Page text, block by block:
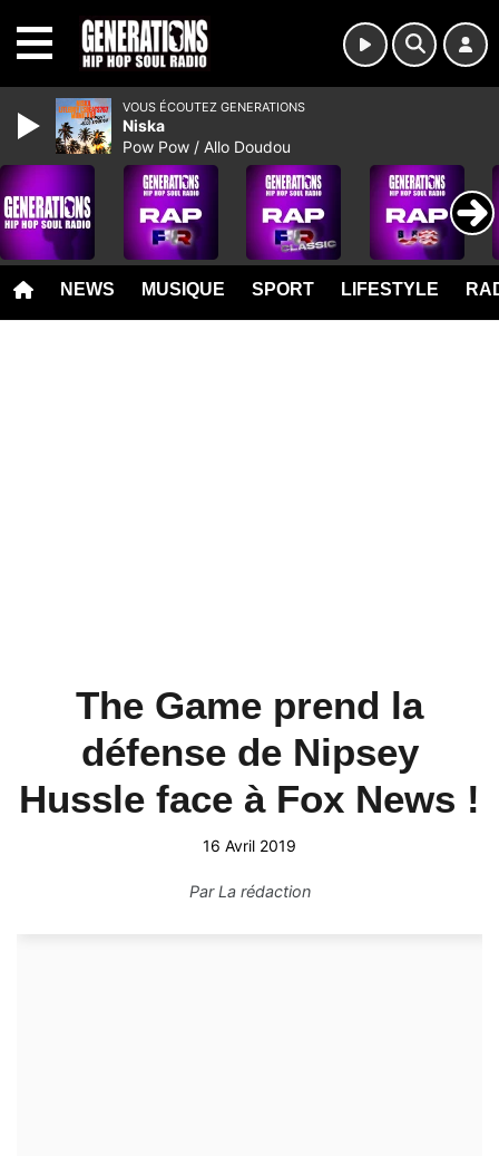
NEWS MUSIQUE SPORT LIFESTYLE
The Game prend la
défense de Nipsey
Hussle face à Fox News !
16 Avril 2019
ParLa rédaction
VOUS ÉCOUTEZ GENERATIONS
Niska
Pow Pow / Allo Doudou